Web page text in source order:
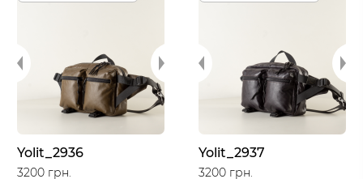
Yolit_2936
3200 грн.
Yolit_2937
3200 грн.